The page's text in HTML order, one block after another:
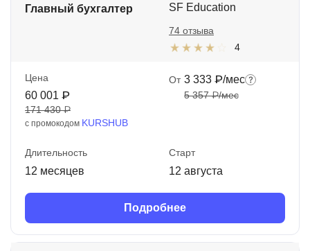
Главный бухгалтер SF Education
4
74 отзыва
Цена
60 001 ₽
171 430 ₽
с промокодом KURSHUB
От 3 333 ₽/мес
5 357 ₽/мес
Длительность
12 месяцев
Старт
12 августа
Подробнее